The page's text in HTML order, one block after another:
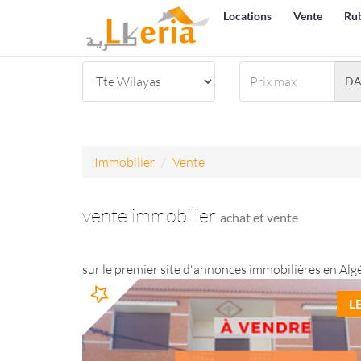
Locations Vente
DA
Immobilier Vente
vente immobilier achat et vente
sur le premier site d'annonces immobilières en